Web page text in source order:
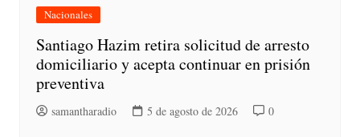
Nacionales
Santiago Hazim retira solicitud de arresto
domiciliario y acepta continuar en prisión
preventiva
samantharadio 5 de agosto de 2026 0